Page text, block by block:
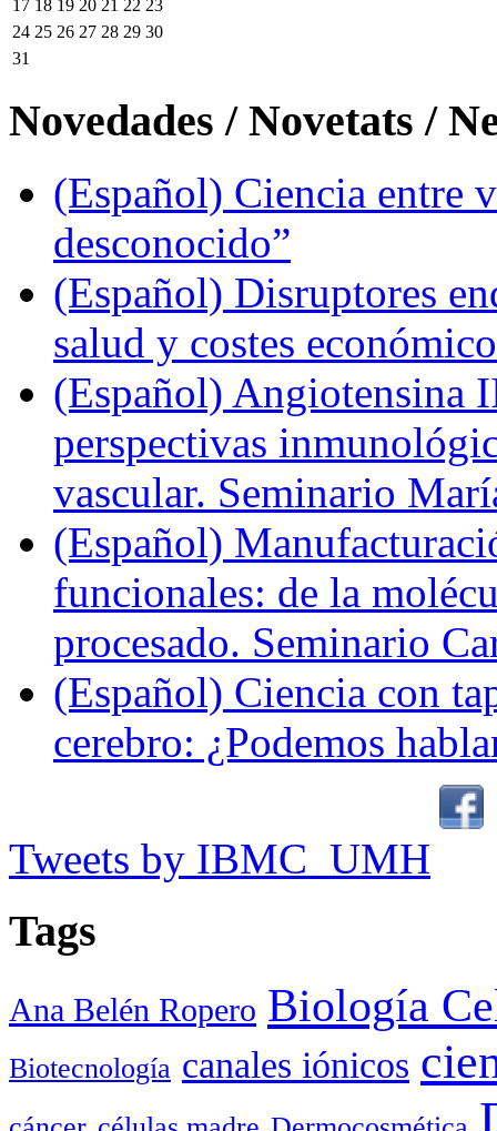
17 18 19 20 21 22 23
24 25 26 27 28 29 30
31
Novedades / Novetats /
(Español) Ciencia entre
desconocido”
(Español) Disruptores
salud y costes
(Español) Angiotensina
perspectivas
vascular. Seminario
(Español)
funcionales: de la
procesado. Seminario
(Español) Ciencia con
cerebro: ¿Podemos
Tweets by IBMC_UMH
Tags
Ana Belén Ropero Biología
Biotecnología canales iónicos